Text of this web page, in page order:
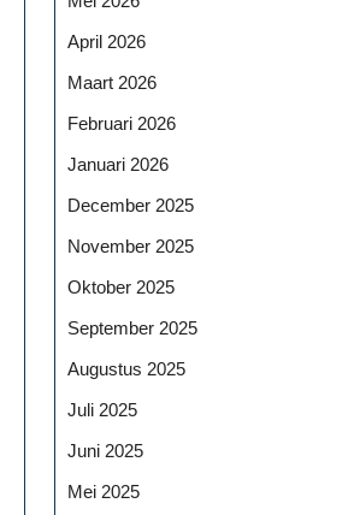
April 2026
Maart 2026
Februari 2026
Januari 2026
December 2025
November 2025
Oktober 2025
September 2025
Augustus 2025
Juli 2025
Juni 2025
Mei 2025